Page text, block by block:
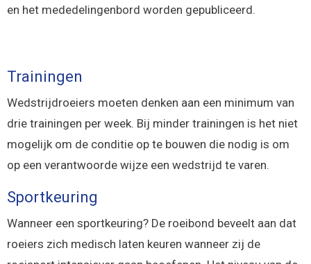
en het mededelingenbord worden gepubliceerd.
Trainingen
Wedstrijdroeiers moeten denken aan een minimum van
drie trainingen per week. Bij minder trainingen is het niet
mogelijk om de conditie op te bouwen die nodig is om
op een verantwoorde wijze een wedstrijd te varen.
Sportkeuring
Wanneer een sportkeuring? De roeibond beveelt aan dat
roeiers zich medisch laten keuren wanneer zij de